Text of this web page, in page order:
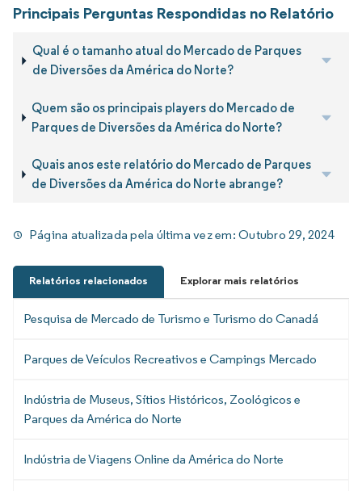
Principais Perguntas Respondidas no Relatório
Qual é o tamanho atual do Mercado de Parques
de Diversões da América do Norte?
Quem são os principais players do Mercado de
Parques de Diversões da América do Norte?
Quais anos este relatório do Mercado de Parques
de Diversões da América do Norte abrange?
Página atualizada pela última vez em:Outubro 29, 2024
Relatórios relacionados Explorar mais relatórios
Pesquisa de Mercado de Turismo e Turismo do Canadá
Parques de Veículos Recreativos e Campings Mercado
Indústria de Museus, Sítios Históricos, Zoológicos e
Parques da América do Norte
Indústria de Viagens Online da América do Norte